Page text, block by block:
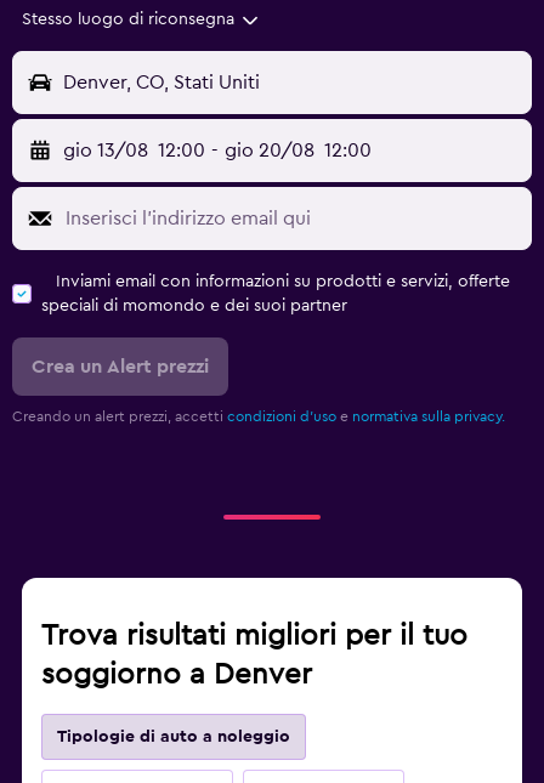
Stesso luogo di riconsegna
Denver, CO, Stati Uniti
gio 13/08 12:00 - gio 20/08 12:00
Inviami email con informazioni su prodotti e servizi, offerte
speciali di momondo e dei suoi partner
Crea un Alert prezzi
Creando un alert prezzi, accetti condizioni d'uso e normativa sulla privacy.
Trova risultati migliori per il tuo
soggiorno a Denver
Tipologie di auto a noleggio